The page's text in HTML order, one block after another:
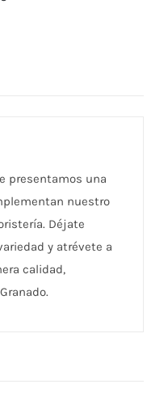
presentamos una
nuestro
Déjate
y atrévete a
calidad,